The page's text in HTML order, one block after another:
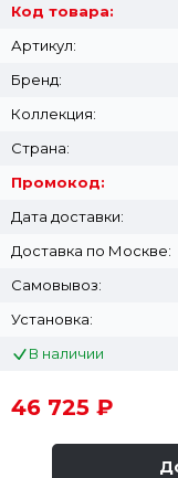
Код товара:
Артикул:
Бренд:
Коллекция:
Страна:
Промокод:
Дата доставки:
Доставка по Москве:
Самовывоз:
Установка:
В наличии
46 725 ₽